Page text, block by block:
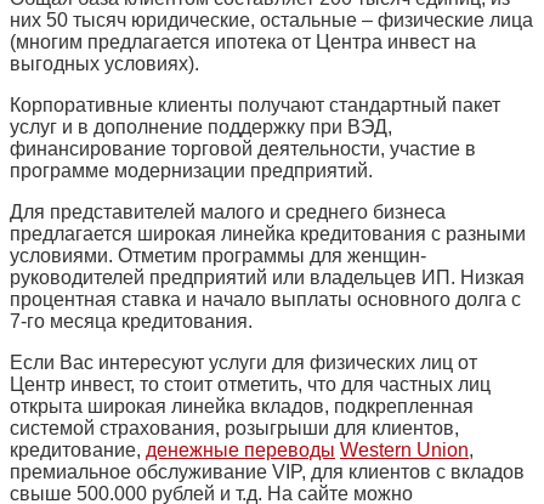
них 50 тысяч юридические, остальные – физические лица
(многим предлагается ипотека от Центра инвест на
выгодных условиях).
Корпоративные клиенты получают стандартный пакет
услуг и в дополнение поддержку при ВЭД,
финансирование торговой деятельности, участие в
программе модернизации предприятий.
Для представителей малого и среднего бизнеса
предлагается широкая линейка кредитования с разными
условиями. Отметим программы для женщин-
руководителей предприятий или владельцев ИП. Низкая
процентная ставка и начало выплаты основного долга с
7-го месяца кредитования.
Если Вас интересуют услуги для физических лиц от
Центр инвест, то стоит отметить, что для частных лиц
открыта широкая линейка вкладов, подкрепленная
системой страхования, розыгрыши для клиентов,
кредитование, денежные переводы Western Union,
премиальное обслуживание VIP, для клиентов с вкладов
свыше 500.000 рублей и т.д. На сайте можно